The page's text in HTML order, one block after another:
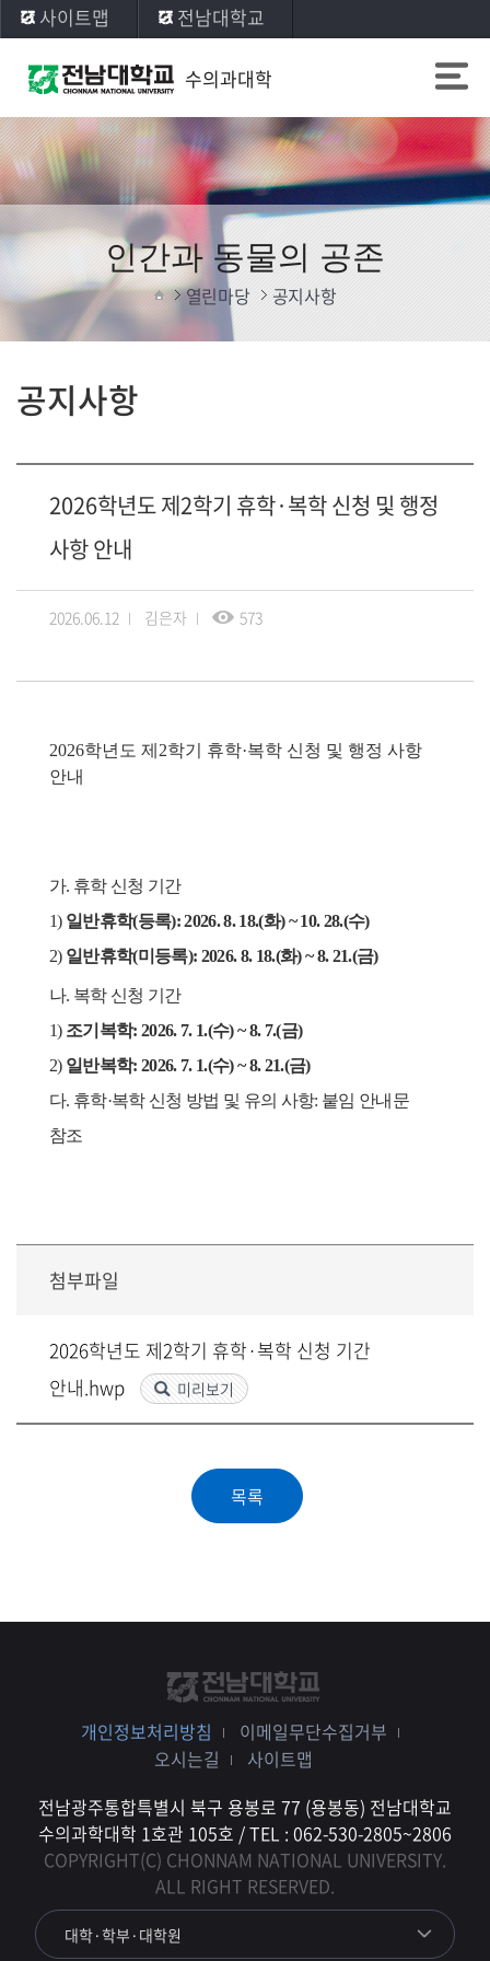
사이트맵 전남대학교
수의과대학
인간과 동물의 공존
열린마당 공지사항
공지사항
2026학년도 제2학기 휴학·복학 신청 및 행정
사항 안내
2026.06.12 김은자 573
2026학년도 제 2학기 휴학·복학 신청 및 행정 사항
안내
가. 휴학 신청 기간
1) 일반휴학(등록): 2026. 8. 18.(화) ~ 10. 28.(수)
2) 일반휴학(미등록): 2026. 8. 18.(화) ~ 8. 21.(금)
나. 복학 신청 기간
1) 조기복학: 2026. 7. 1.(수) ~ 8. 7.(금)
2) 일반복학: 2026. 7. 1.(수) ~ 8. 21.(금)
다. 휴학·복학 신청 방법 및 유의 사항: 붙임 안내문
참조
첨부파일
2026학년도 제2학기 휴학·복학 신청 기간
안내.hwp
미리보기
개인정보처리방침
이메일무단수집거부
오시는길
사이트맵
전남광주통합특별시 북구 용봉로 77 (용봉동) 전남대학교
수의과학대학 1호관 105호 / TEL : 062-530-2805~2806
COPYRIGHT(C) CHONNAM NATIONAL UNIVERSITY.
ALL RIGHT RESERVED.
대학·학부·대학원